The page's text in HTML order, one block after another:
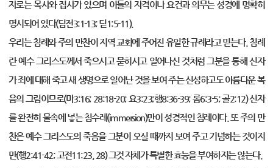
자로는 목사와 집사가 있으며 이들의 자격이나 요건과 의무는 성경에 명확히
명시되어 있다(딤전3:1-13; 딛1:5-11).
우리는 침례와 주의 만찬이 지역 교회에 주어진 유일한 규례라고 믿는다. 침례
란 예수 그리스도께서 죽으시고 묻히시고 일어나신 것처럼 그분을 통해 신자
가 죄에 대해 죽고 새 생명으로 일어난 것을 보여 주는 신성하고도 아름다운 복
음의 그림이므로(마3:16; 28:18-20; 요3:23;행8:36-39; 롬6:3-5; 골2:12) 신자
를 완전히 물속에 넣는 침수례(immersion)만이 성경적인 침례이다. 또 주의 만
찬은 예수 그리스도의 죽음을 그분이 오실 때까지 보여 주고 기념하는 것이지
만(행2:41-42; 고전11:23, 28) 그것 자체가 특별한 효능을 부여하지는 않는다.